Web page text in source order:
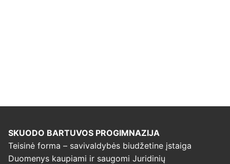
SKUODO BARTUVOS PROGIMNAZIJA
Teisinė forma – savivaldybės biudžetine įstaiga
Duomenys kaupiami ir saugomi Juridinių